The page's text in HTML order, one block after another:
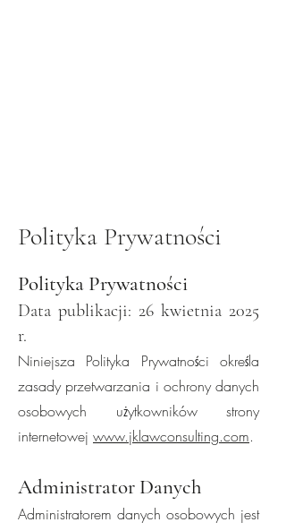
Polityka Prywatności
Polityka Prywatności
Data publikacji: 26 kwietnia 2025
r.
Niniejsza Polityka Prywatności określa
zasady przetwarzania i ochrony danych
osobowych użytkowników strony
internetowej www.jklawconsulting.com.
Administrator Danych
Administratorem danych osobowych jest